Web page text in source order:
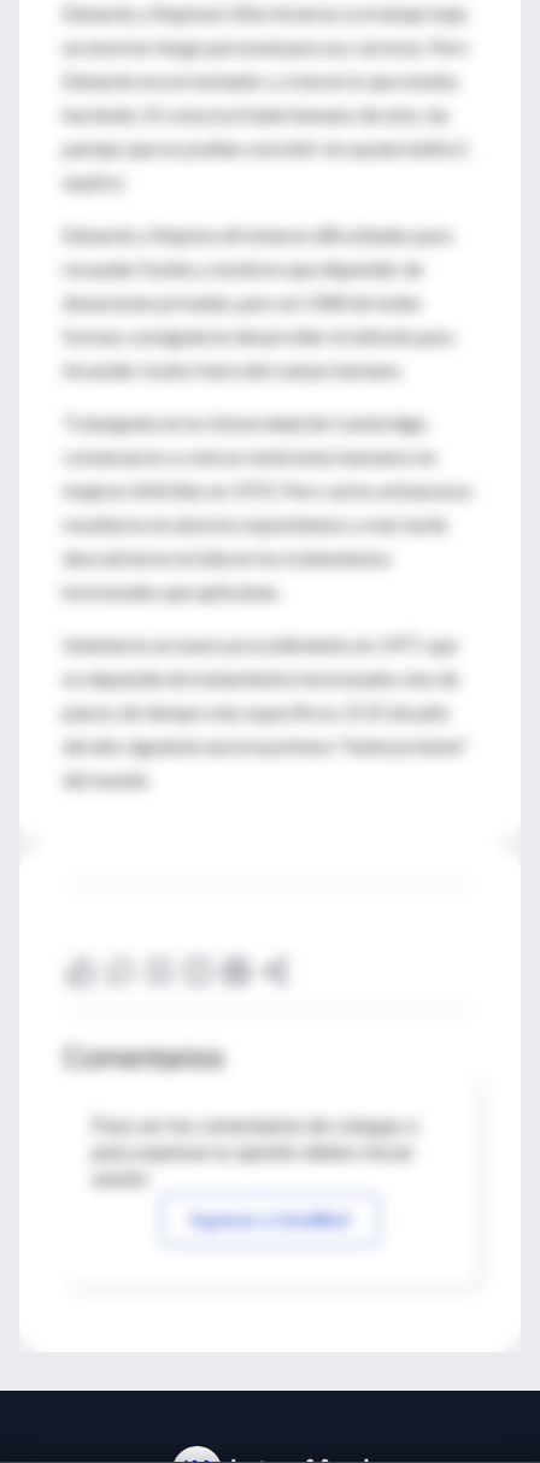
Edwards y Steptoe). Ellos hicieron su trabajo bajo
un enorme riesgo personal para sus carreras. Pero
Edwards era un luchador y creía en lo que estaba
haciendo. El conocía el lado humano de esto, las
parejas que no podían concebir sin ayuda médica",
explicó.
Edwards y Steptoe afrontaron dificultades para
recaudar fondos y tuvieron que depender de
donaciones privadas, pero en 1968 de todas
formas consiguieron desarrollar el método para
fecundar óvulos fuera del cuerpo humano.
Trabajando en la Universidad de Cambridge,
comenzaron a colocar embriones humanos en
mujeres infértiles en 1972. Pero varios embarazos
resultaron en abortos espontáneos y más tarde
descubrieron la falla en los tratamientos
hormonales que aplicaban.
Intentaron un nuevo procedimiento en 1977, que
no dependía de tratamientos hormonales sino de
plazos de tiempo más específicos. El 25 de julio
del año siguiente nacía la primera "bebé probeta"
del mundo.
Comentarios
Para ver los comentarios de colegas o
Ingresar a IntraMed